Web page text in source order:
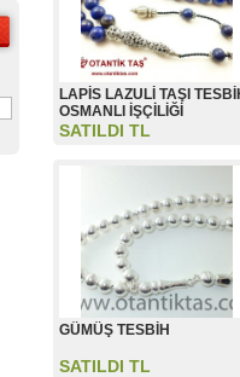
LAPİS LAZULİ TAŞI
OSMANLI İŞÇİLİĞİ
SATILDI TL
GÜMÜŞ TESBİH
SATILDI TL